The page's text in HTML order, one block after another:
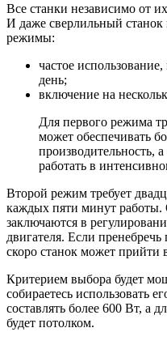
Все станки независимо от
И даже сверлильный станок
режимы:
частое
день;
включение на
Для первого режима
может обеспечивать
производительность,
работать в
Второй режим требует
каждых пяти минут
заключаются в
двигателя. Если
скоро станок может прийти
Критерием выбора будет
собираетесь использовать
составлять более 600 Вт, а
будет потолком.